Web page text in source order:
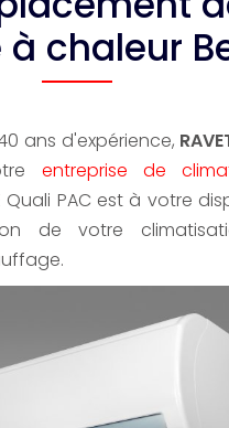
chaleur
ans d'expérience,
entreprise de
Quali PAC est à votre
de votre